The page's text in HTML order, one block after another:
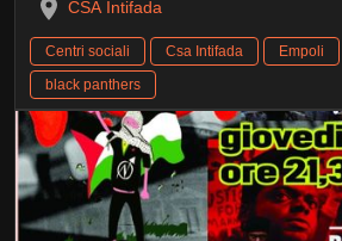
CSA Intifada
Centri sociali Csa Intifada Empoli
black panthers